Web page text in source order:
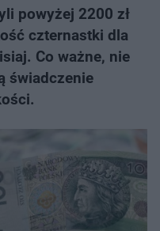
powyżej 2200 zł
czternastki dla
Co ważne, nie
świadczenie